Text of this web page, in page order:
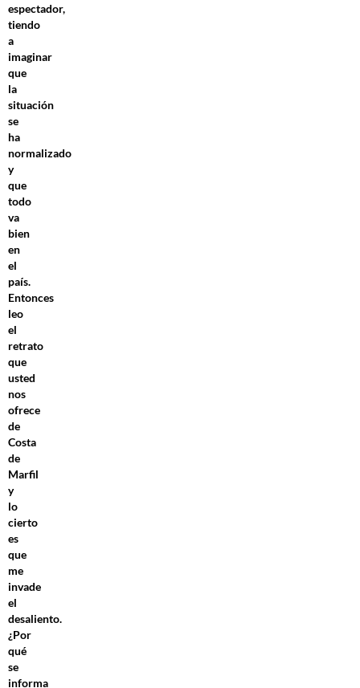
espectador,
tiendo
a
imaginar
que
la
situación
se
ha
normalizado
y
que
todo
va
bien
en
el
país.
Entonces
leo
el
retrato
que
usted
nos
ofrece
de
Costa
de
Marfil
y
lo
cierto
es
que
me
invade
el
desaliento.
¿Por
qué
se
informa